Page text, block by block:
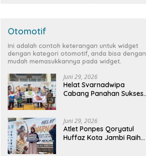
Otomotif
Ini adalah contoh keterangan untuk widget
dengan kategori otomotif, anda bisa dengan
mudah memasukkannya pada widget.
Juni 29, 2026
Helat Svarnadwipa
Cabang Panahan Sukses
Apresiasi
Juni 29, 2026
Atlet Ponpes Qoryatul
Huffaz Kota Jambi Raih